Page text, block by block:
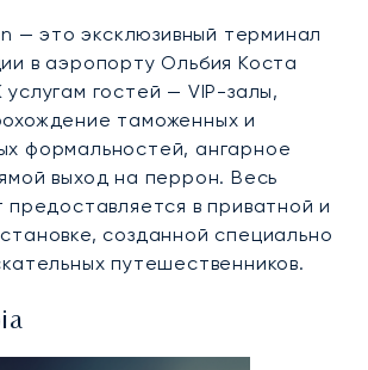
— это эксклюзивный терминал
в аэропорту Ольбия Коста
гостей — VIP-залы,
таможенных и
формальностей, ангарное
выход на перрон. Весь
предоставляется в приватной и
созданной специально
путешественников.